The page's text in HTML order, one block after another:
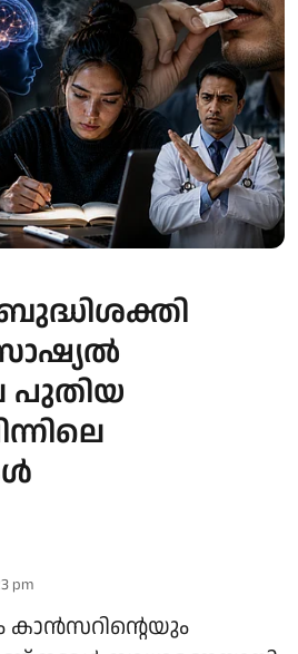
ബുദ്ധിശക്തി
പുതിയ
pm